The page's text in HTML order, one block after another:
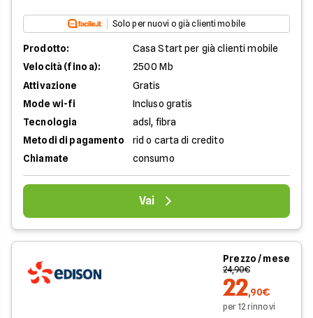
Solo per nuovi o già clienti mobile
Prodotto:
Casa Start per già clienti mobile
Velocità (fino a):
2500 Mb
Attivazione
Gratis
Mode wi-fi
Incluso gratis
Tecnologia
adsl, fibra
Metodi di pagamento
rid o carta di credito
Chiamate
consumo
Vai
Prezzo / mese
24,90€
22,90€
per 12 rinnovi